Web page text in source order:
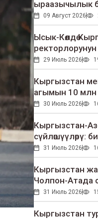
ыраазычылык
09 Август 2026
Ысык-Көлдө
ректорлорунун
29 Июль 2026
Кыргызстан
агымын 10 млн
30 Июль 2026
Кыргызстан-
сүйлөшүүлөрү:
31 Июль 2026
Кыргызстан
Чолпон-Атада
31 Июль 2026
Кыргызстан